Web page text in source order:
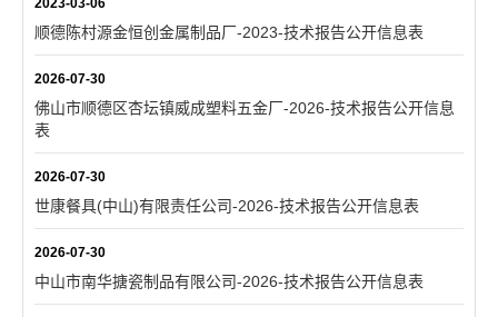
2023-03-06
顺德陈村源金恒创金属制品厂-2023-技术报告公开信息表
2026-07-30
佛山市顺德区杏坛镇威成塑料五金厂-2026-技术报告公开信息
表
2026-07-30
世康餐具(中山)有限责任公司-2026-技术报告公开信息表
2026-07-30
中山市南华搪瓷制品有限公司-2026-技术报告公开信息表